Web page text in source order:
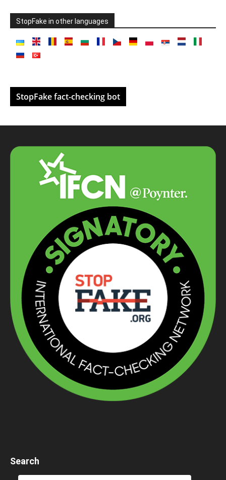
StopFake in other languages
StopFake fact-checking bot
Search